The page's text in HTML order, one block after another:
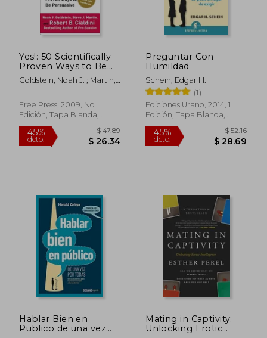
45%
dcto.
$ 44.91
$ 24.70
45%
dcto. $
Yes!: 50 Scientifically
Proven Ways to Be
Persuasive (en Inglés)
Goldstein, Noah J. ; Martin,
Free Press, 2009, No
Edición, Tapa Blanda,
Nuevo
Preguntar Con
Humildad
Schein, Edgar H.
(1)
Ediciones Urano, 2014, 1
Edición, Tapa Blanda,
Nuevo
Hablar Bien en
Publico de una vez
Mating in Captivity:
Unlocking Erotic